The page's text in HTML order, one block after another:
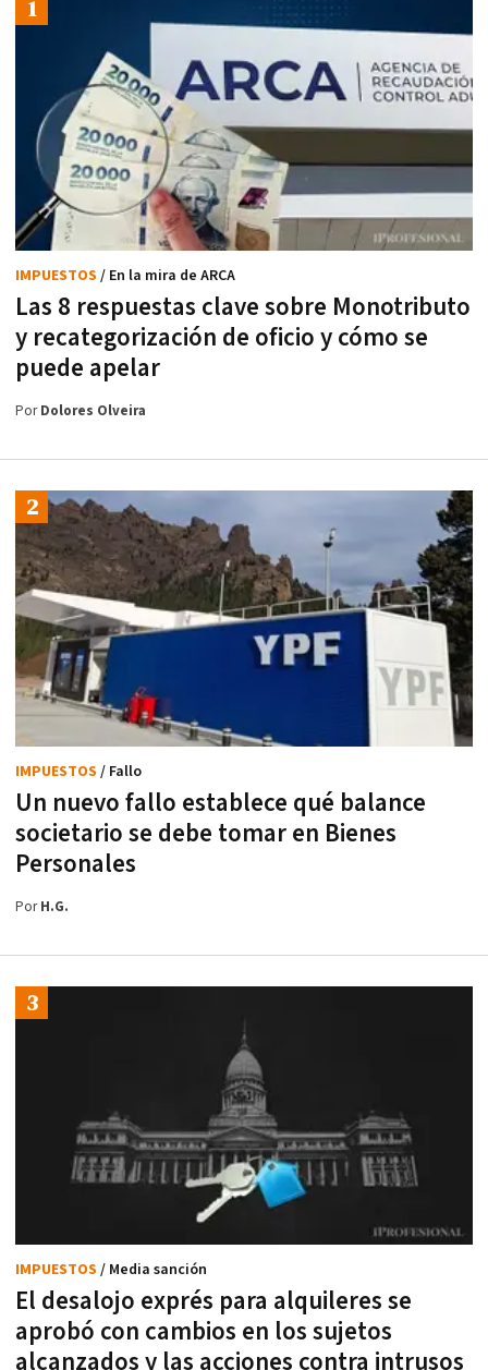
Las 8 respuestas clave sobre Monotributo
y recategorización de oficio y cómo se
puede apelar
IMPUESTOS / En la mira de ARCA
PorDolores Olveira
Un nuevo fallo establece qué balance
societario se debe tomar en Bienes
Personales
IMPUESTOS / Fallo
PorH.G.
El desalojo exprés para alquileres se
aprobó con cambios en los sujetos
alcanzados y las acciones contra intrusos
IMPUESTOS / Media sanción